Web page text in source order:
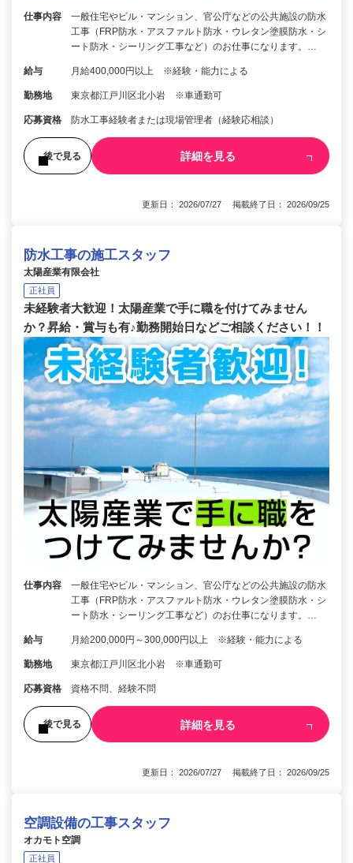
仕事内容
一般住宅やビル・マンション、官公庁などの公共施設の防水
工事（FRP防水・アスファルト防水・ウレタン塗膜防水・シ
ート防水・シーリング工事など）のお仕事になります。…
給与 月給400,000円以上 ※経験・能力による
勤務地 東京都江戸川区北小岩 ※車通勤可
応募資格 防水工事経験者または現場管理者（経験応相談）
後で見る 詳細を見る
更新日： 2026/07/27 掲載終了日： 2026/09/25
防水工事の施工スタッフ
太陽産業有限会社
正社員
未経験者大歓迎！太陽産業で手に職を付けてみません
か？昇給・賞与も有♪勤務開始日などご相談ください！！
仕事内容
一般住宅やビル・マンション、官公庁などの公共施設の防水
工事（FRP防水・アスファルト防水・ウレタン塗膜防水・シ
ート防水・シーリング工事など）のお仕事になります。…
給与 月給200,000円～300,000円以上 ※経験・能力による
勤務地 東京都江戸川区北小岩 ※車通勤可
応募資格 資格不問、経験不問
後で見る 詳細を見る
更新日： 2026/07/27 掲載終了日： 2026/09/25
空調設備の工事スタッフ
オカモト空調
正社員